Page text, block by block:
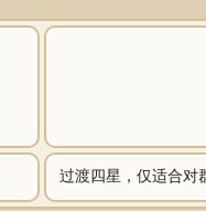
过渡四星，仅适合对